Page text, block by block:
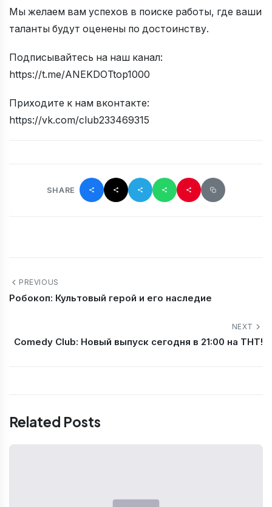
Мы желаем вам успехов в поиске работы, где ваши
таланты будут оценены по достоинству.
Подписывайтесь на наш канал:
https://t.me/ANEKDOTtop1000
Приходите к нам вконтакте:
https://vk.com/club233469315
SHARE
PREVIOUS
Робокоп: Культовый герой и его наследие
NEXT
Comedy Club: Новый выпуск сегодня в 21:00 на ТНТ!
Related Posts